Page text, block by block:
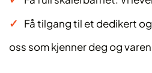
Få tilgang til et dedikert
oss som kjenner deg og